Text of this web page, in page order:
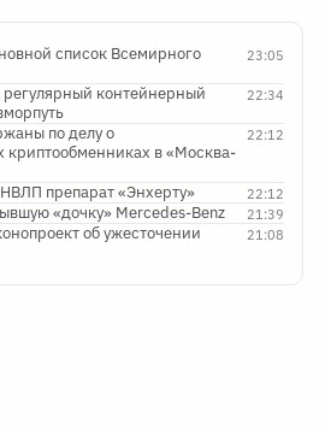
23:05
список Всемирного
22:34
регулярный контейнерный
22:12
по делу о
криптообменниках в «Москва-
22:12
препарат «Энхерту»
21:39
«дочку» Mercedes-Benz
21:08
об ужесточении